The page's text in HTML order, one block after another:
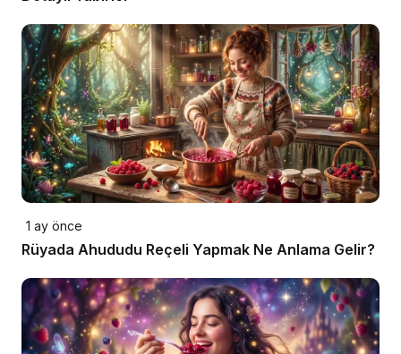
1 ay önce
Rüyada Ahududu Reçeli Yapmak Ne Anlama Gelir?